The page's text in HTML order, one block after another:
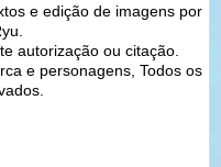
e edição de imagens por
autorização ou citação.
e personagens, Todos os